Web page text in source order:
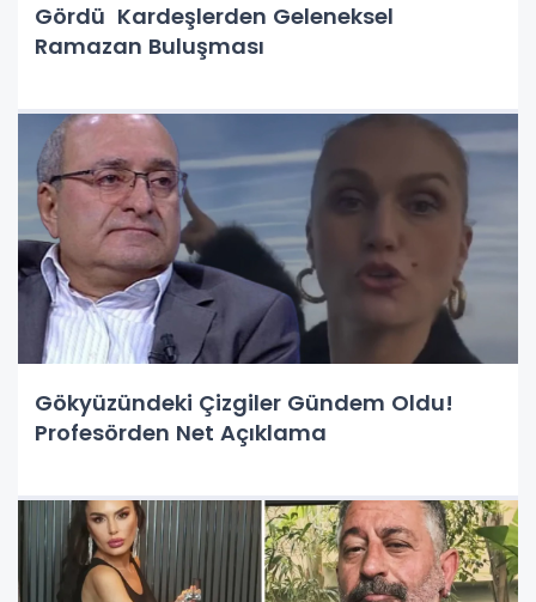
Gördü Kardeşlerden Geleneksel
Ramazan Buluşması
Gökyüzündeki Çizgiler Gündem Oldu!
Profesörden Net Açıklama